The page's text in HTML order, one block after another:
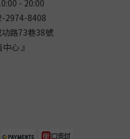
- 20:00
2974-8408
路73巷38號
心 』